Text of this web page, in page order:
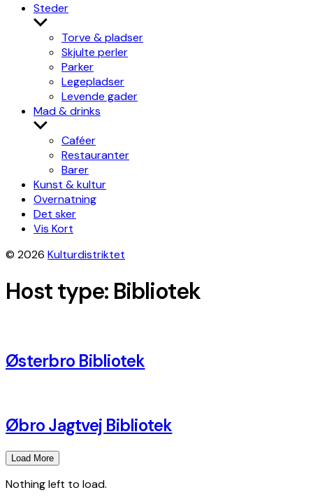
Steder
Show
sub
menu
Torve & pladser
Skjulte perler
Parker
Legepladser
Levende gader
Mad & drinks
Show
sub
menu
Caféer
Restauranter
Barer
Kunst & kultur
Overnatning
Det sker
Vis Kort
© 2026 Kulturdistriktet
Host type: Bibliotek
Østerbro Bibliotek
Øbro Jagtvej Bibliotek
Load More
Nothing left to load.